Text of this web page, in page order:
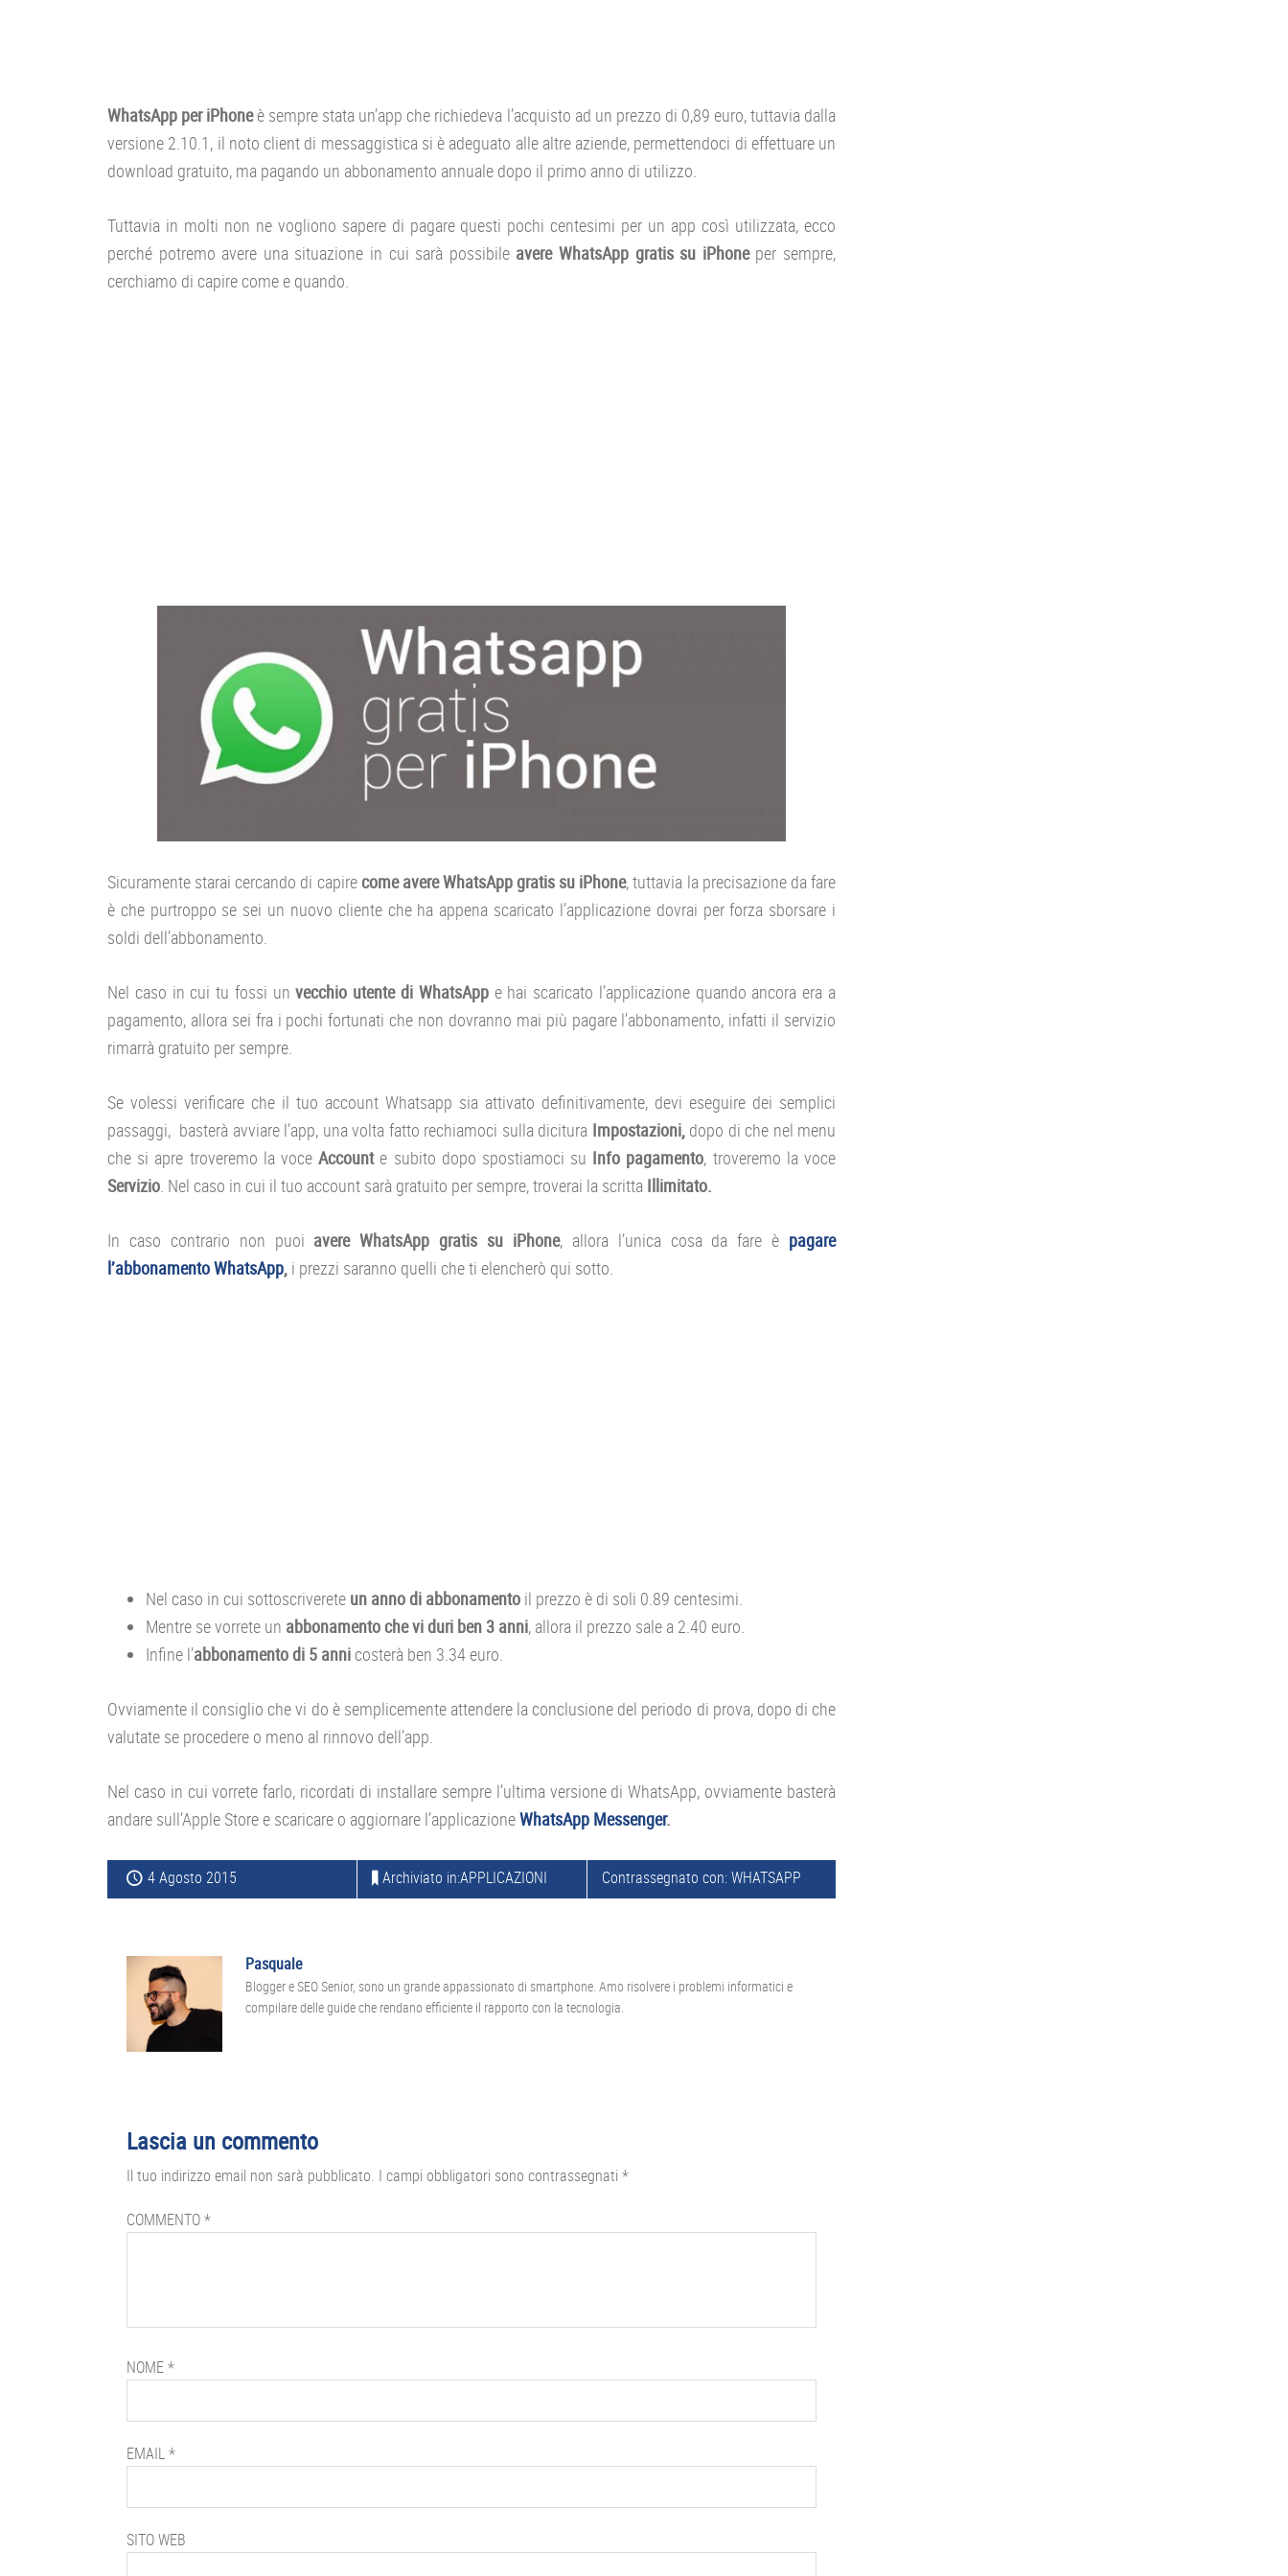
WhatsApp per iPhoneè sempre stata un’app che richiedeva l’acquisto ad un prezzo di 0,89 euro, tuttavia dalla
versione 2.10.1, il noto client di messaggistica si è adeguato alle altre aziende, permettendoci di effettuare un
download gratuito, ma pagando un abbonamento annuale dopo il primo anno di utilizzo.
Tuttavia in molti non ne vogliono sapere di pagare questi pochi centesimi per un app così utilizzata, ecco
perché potremo avere una situazione in cui sarà possibile avere WhatsApp gratis su iPhoneper sempre,
cerchiamo di capire come e quando.
Sicuramente starai cercando di capire come avere WhatsApp gratis su iPhone, tuttavia la precisazione da fare
è che purtroppo se sei un nuovo cliente che ha appena scaricato l’applicazione dovrai per forza sborsare i
soldi dell’abbonamento.
Nel caso in cui tu fossi unvecchio utente di WhatsAppe hai scaricato l’applicazione quando ancora era a
pagamento, allora sei fra i pochi fortunati che non dovranno mai più pagare l’abbonamento, infatti il servizio
rimarrà gratuito per sempre.
Se volessi verificare che il tuo account Whatsapp sia attivato definitivamente, devi eseguire dei semplici
passaggi, basterà avviare l’app, una volta fatto rechiamoci sulla dicitura Impostazioni,dopo di che nel menu
che si apre troveremo la voceAccounte subito dopo spostiamoci su Info pagamento, troveremo la voce
Servizio. Nel caso in cui il tuo account sarà gratuito per sempre, troverai la scritta Illimitato.
In caso contrario non puoi avere WhatsApp gratis su iPhone, allora l’unica cosa da fare è pagare
l’abbonamento WhatsApp, i prezzi saranno quelli che ti elencherò qui sotto.
Nel caso in cui sottoscriverete un anno di abbonamento il prezzo è di soli 0.89 centesimi.
Mentre se vorrete un abbonamento che vi duri ben 3 anni, allora il prezzo sale a 2.40 euro.
Infine l’abbonamento di 5 anni costerà ben 3.34 euro.
Ovviamente il consiglio che vi do è semplicemente attendere la conclusione del periodo di prova, dopo di che
valutate se procedere o meno al rinnovo dell’app.
Nel caso in cui vorrete farlo, ricordati di installare sempre l’ultima versione di WhatsApp, ovviamente basterà
andare sull’Apple Store e scaricare o aggiornare l’applicazioneWhatsApp Messenger.
4 Agosto 2015 Archiviato in:APPLICAZIONI Contrassegnato con:WHATSAPP
Pasquale
Blogger e SEO Senior, sono un grande appassionato di smartphone. Amo risolvere i problemi informatici e
compilare delle guide che rendano efficiente il rapporto con la tecnologia.
Interazioni
del
lettore
Lascia un commento
Il tuo indirizzo email non sarà pubblicato. I campi obbligatori sono contrassegnati *
COMMENTO*
NOME*
EMAIL*
SITO WEB